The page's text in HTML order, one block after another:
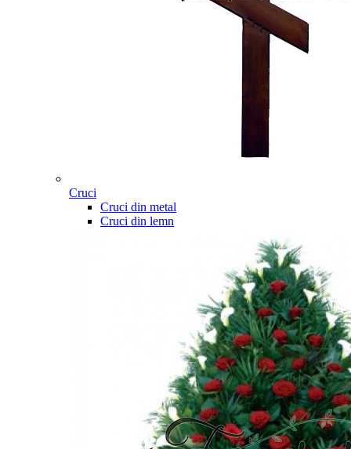
Cruci
Cruci din metal
Cruci din lemn